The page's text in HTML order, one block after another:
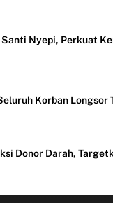
Nyepi, Perkuat
Korban
Donor Darah,